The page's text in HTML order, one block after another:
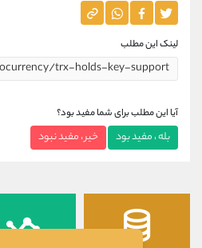
لینک این مطلب
آیا این مطلب برای شما مفید بود؟
بله ، مفید بود خیر ، مفید نبود